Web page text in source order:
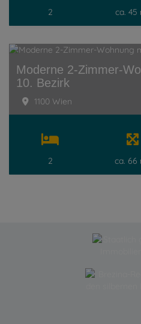
2 ca. 45
Moderne 2-Zimmer-
10. Bezirk
1100 Wien
2 ca. 66